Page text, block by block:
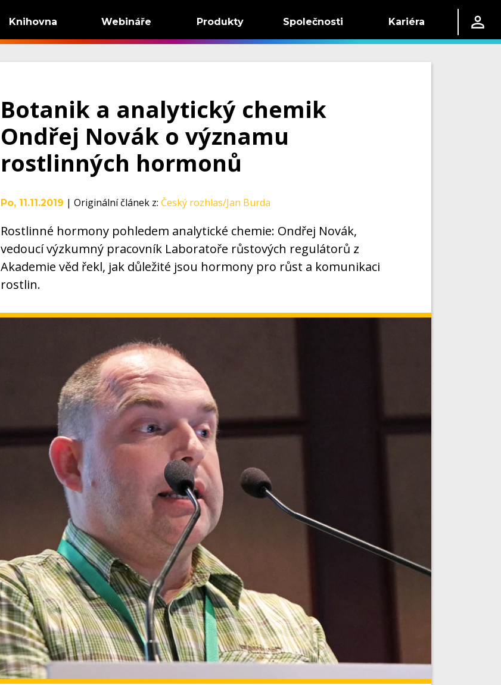
Knihovna Webináře Produkty Společnosti Kariéra
Botanik a analytický chemik
Ondřej Novák o významu
rostlinných hormonů
Po, 11.11.2019 | Originální článek z: Český rozhlas/Jan Burda
Rostlinné hormony pohledem analytické chemie: Ondřej Novák,
vedoucí výzkumný pracovník Laboratoře růstových regulátorů z
Akademie věd řekl, jak důležité jsou hormony pro růst a komunikaci
rostlin.